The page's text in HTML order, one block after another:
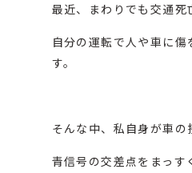
最近、まわりでも交通死
自分の運転で人や車に
す。
そんな中、私自身が車の
青信号の交差点をまっ